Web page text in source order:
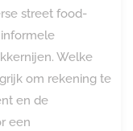
street food-
Welke
om rekening te
en de
een